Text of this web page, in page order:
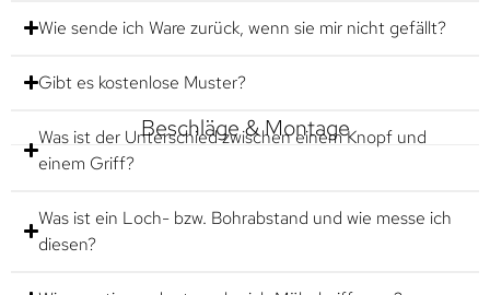
Wie sende ich Ware zurück, wenn sie mir nicht gefällt?
Gibt es kostenlose Muster?
Beschläge & Montage
Was ist der Unterschied zwischen einem Knopf und
einem Griff?
Was ist ein Loch- bzw. Bohrabstand und wie messe ich
diesen?